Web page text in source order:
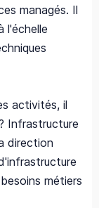
managés. Il
l'échelle
activités, il
Infrastructure
direction
métiers